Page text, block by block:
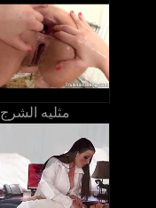
مثليه الشرج